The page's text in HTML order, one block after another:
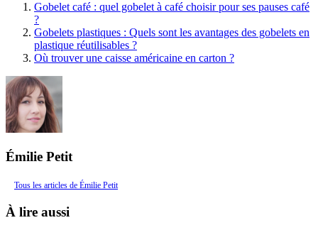
Gobelet café : quel gobelet à café choisir pour ses pauses café
?
Gobelets plastiques : Quels sont les avantages des gobelets en
plastique réutilisables ?
Où trouver une caisse américaine en carton ?
Émilie Petit
Tous les articles de Émilie Petit
À lire aussi